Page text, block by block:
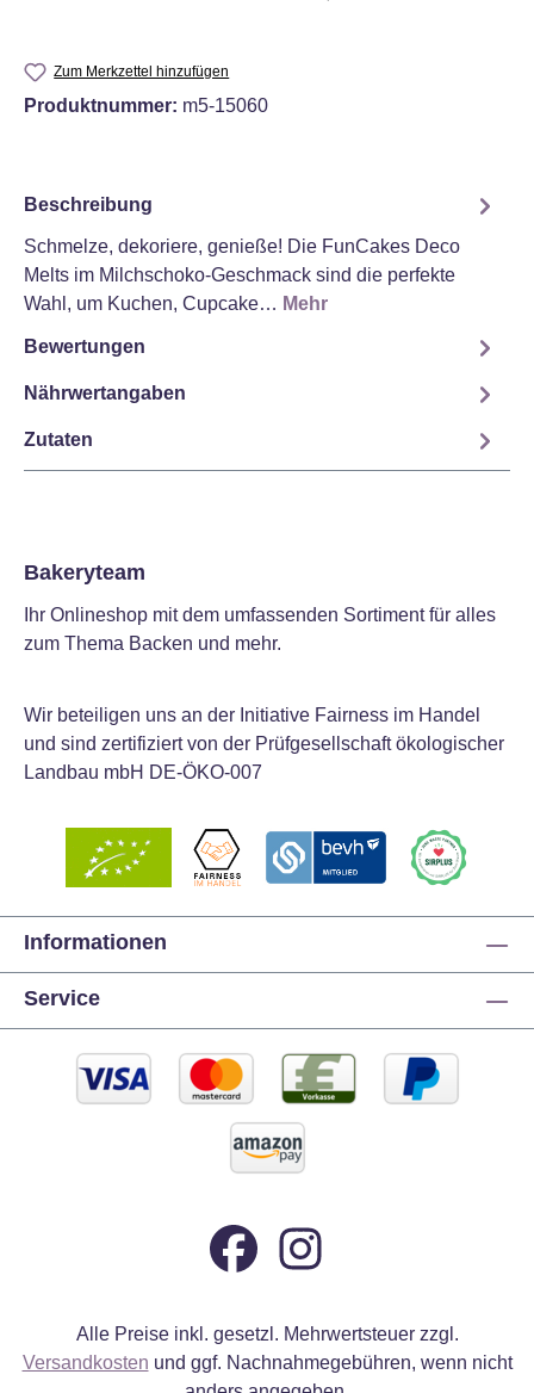
Zum Merkzettel hinzufügen
Produktnummer: m5-15060
Beschreibung
Schmelze, dekoriere, genieße! Die FunCakes Deco
Melts im Milchschoko-Geschmack sind die perfekte
Wahl, um Kuchen, Cupcake… Mehr
Bewertungen
Nährwertangaben
Zutaten
Bakeryteam
Ihr Onlineshop mit dem umfassenden Sortiment für alles
zum Thema Backen und mehr.
Wir beteiligen uns an der Initiative Fairness im Handel
und sind zertifiziert von der Prüfgesellschaft ökologischer
Landbau mbH DE-ÖKO-007
Informationen
Service
Alle Preise inkl. gesetzl. Mehrwertsteuer zzgl.
Versandkosten und ggf. Nachnahmegebühren, wenn nicht